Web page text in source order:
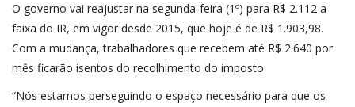
O governo vai reajustar na segunda-feira (1º) para R$ 2.112 a
faixa do IR, em vigor desde 2015, que hoje é de R$ 1.903,98.
Com a mudança, trabalhadores que recebem até R$ 2.640 por
mês ficarão isentos do recolhimento do imposto
“Nós estamos perseguindo o espaço necessário para que os